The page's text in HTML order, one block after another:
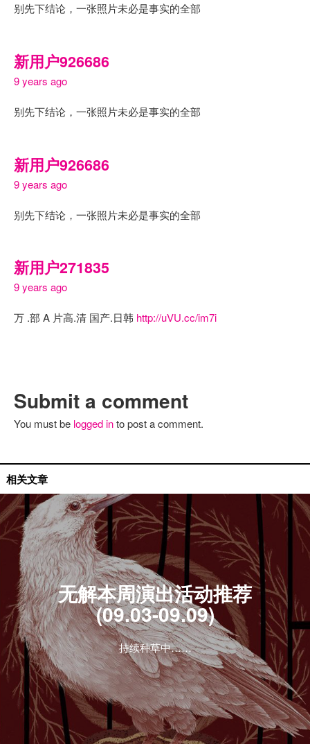
别先下结论，一张照片未必是事实的全部
新用户926686
9 years ago
别先下结论，一张照片未必是事实的全部
新用户926686
9 years ago
别先下结论，一张照片未必是事实的全部
新用户271835
9 years ago
万 .部 A 片高.清 国产.日韩 http://uVU.cc/im7i
Submit a comment
You must be logged into post a comment.
相关文章
无解本周演出活动推荐
(09.03-09.09)
持续种草中……
活动推荐